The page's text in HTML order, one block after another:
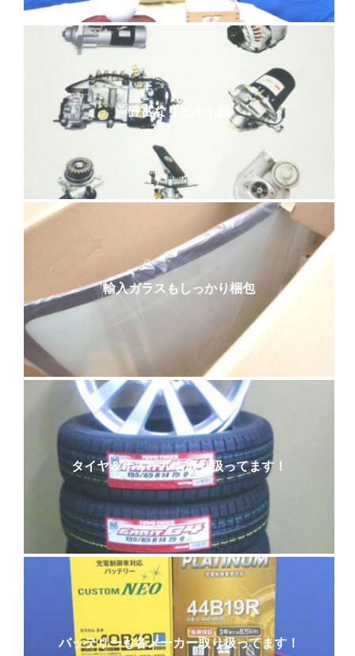
豊富なリビルト品
輸入ガラスもしっかり梱包
タイヤ＆ホイールも取り扱ってます！
バッテリーも各メーカー取り扱ってます！